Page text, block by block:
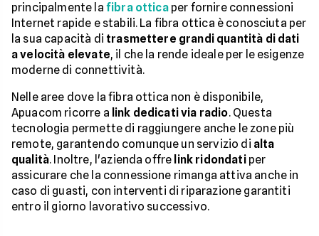
principalmente la fibra otticaper fornire connessioni
Internet rapide e stabili. La fibra ottica è conosciuta per
la sua capacità di trasmettere grandi quantità di dati
a velocità elevate, il che la rende ideale per le esigenze
moderne di connettività.
Nelle aree dove la fibra ottica non è disponibile,
Apuacom ricorre a link dedicati via radio. Questa
tecnologia permette di raggiungere anche le zone più
remote, garantendo comunque un servizio di alta
qualità. Inoltre, l'azienda offre link ridondatiper
assicurare che la connessione rimanga attiva anche in
caso di guasti, con interventi di riparazione garantiti
entro il giorno lavorativo successivo.